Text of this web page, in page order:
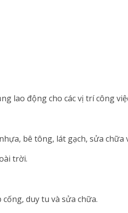
lao động cho các vị trí công
bê tông, lát gạch, sửa
trời.
duy tu và sửa chữa.